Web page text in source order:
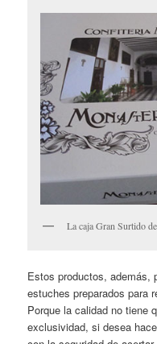
La caja Gran Surtido
Estos productos, además,
estuches preparados para
Porque la calidad no tiene
exclusividad, si desea